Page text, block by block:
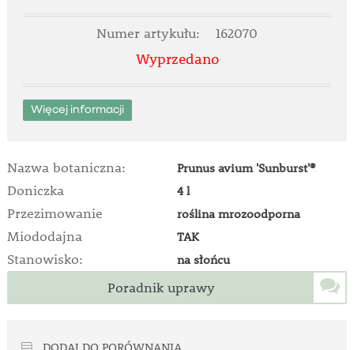
Numer artykułu: 162070
Wyprzedano
Więcej informacji
Nazwa botaniczna: Prunus avium 'Sunburst'®
Doniczka 4 l
Przezimowanie roślina mrozoodporna
Miododajna TAK
Stanowisko: na słońcu
Poradnik uprawy